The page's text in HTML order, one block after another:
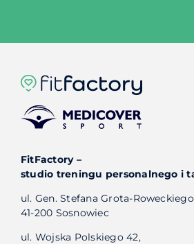
FitFactory –
studio treningu personalnego i
ul. Gen. Stefana Grota-Roweckiego
41-200 Sosnowiec
ul. Wojska Polskiego 42,